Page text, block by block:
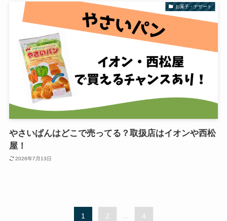
お菓子・デザート
やさいぱんはどこで売ってる？取扱店はイオンや西松
屋！
2026年7月13日
1 2 ... 4